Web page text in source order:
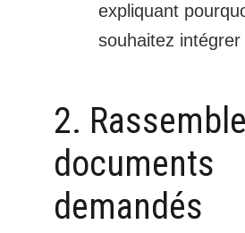
expliquant
souhaitez intégrer
2.
documents
demandés